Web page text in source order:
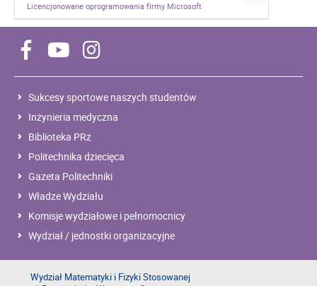
Licencjonowane oprogramowania firmy Microsoft
Sukcesy sportowe naszych studentów
Inżynieria medyczna
Biblioteka PRz
Politechnika dziecięca
Gazeta Politechniki
Władze Wydziału
Komisje wydziałowe i pełnomocnicy
Wydział / jednostki organizacyjne
Wydział Matematyki i Fizyki Stosowanej